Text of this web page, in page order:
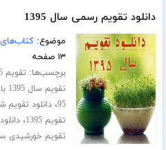
دانلود تقویم رسمی سال 1395
موضوع:
۱۳ صفحه
برچسب‌ها: تقویم 1395
تقویم سال 1395 با فرمت پی دی اف
95،دانلود تقویم
تقویم 1395
،
تقویم خورشیدی سال